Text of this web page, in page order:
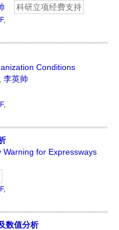
科研立项经费支持
,
Conditions
, 李英帅
,
Warning for Expressways
,
数值分析